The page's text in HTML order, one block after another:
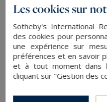
compose d'un double
ouverte équipée. Ce
une chambre pouvant
selon les
cellier. L'étage déploie
composé de quatre
une grande salle de
Les cookies sur
Sotheby's International
des cookies pour
une expérience sur
préférences et en savoir
et à tout moment
cliquant sur "Gestion des